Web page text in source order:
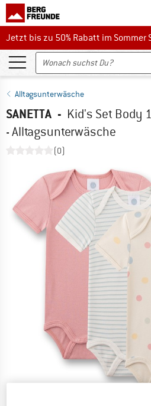
Jetzt bis zu 50% Rabatt im Sommer
Jetzt bis zu 50% Rabatt im
Alltagsunterwäsche
SANETTA - Kid's Set Body
- Alltagsunterwäsche
(0)